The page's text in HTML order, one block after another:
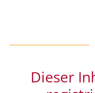
Dieser